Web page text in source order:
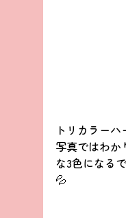
トリカラー
写真ではわか
な3色になる
💦